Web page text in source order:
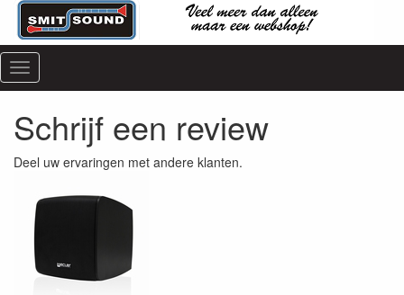
Menu
Schrijf een review
Deel uw ervaringen met andere klanten.